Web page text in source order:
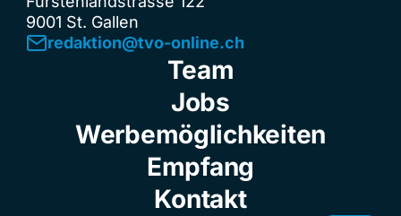
9001 St. Gallen
redaktion@tvo-online.ch
Team
Jobs
Werbemöglichkeiten
Empfang
Kontakt